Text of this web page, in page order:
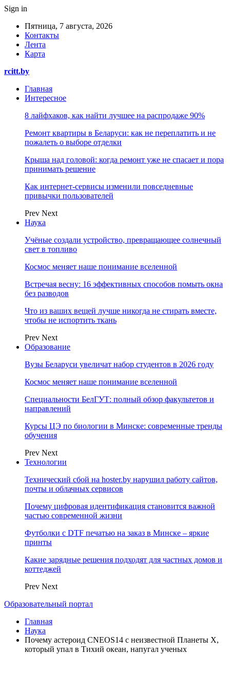
Sign in
Пятница, 7 августа, 2026
Контакты
Лента
Карта
rcitt.by
Главная
Интересное
8 лайфхаков, как найти лучшее на распродаже 90%
Ремонт квартиры в Беларуси: как не переплатить и не
пожалеть о выборе отделки
Крыша над головой: когда ремонт уже не спасает и пора
принимать решение
Как интернет-сервисы изменили повседневные
привычки пользователей
Prev Next
Наука
Учёные создали устройство, превращающее солнечный
свет в топливо
Космос меняет наше понимание вселенной
Встречая весну: 16 эффективных способов помыть окна
без разводов
Что из ваших вещей лучше никогда не стирать вместе,
чтобы не испортить ткань
Prev Next
Образование
Вузы Беларуси увеличат набор студентов в 2026 году
Космос меняет наше понимание вселенной
Специальности БелГУТ: полный обзор факультетов и
направлений
Курсы ЦЭ по биологии в Минске: современные тренды
обучения
Prev Next
Технологии
Технический сбой на hoster.by нарушил работу сайтов,
почты и облачных сервисов
Почему цифровая идентификация становится важной
частью современной жизни
Футболки с DTF печатью на заказ в Минске – яркие
принты
Какие зарядные решения подходят для частных домов и
коттеджей
Prev Next
Образовательный портал
Главная
Наука
Почему астероид CNEOS14 с неизвестной Планеты Х,
который упал в Тихий океан, напугал ученых